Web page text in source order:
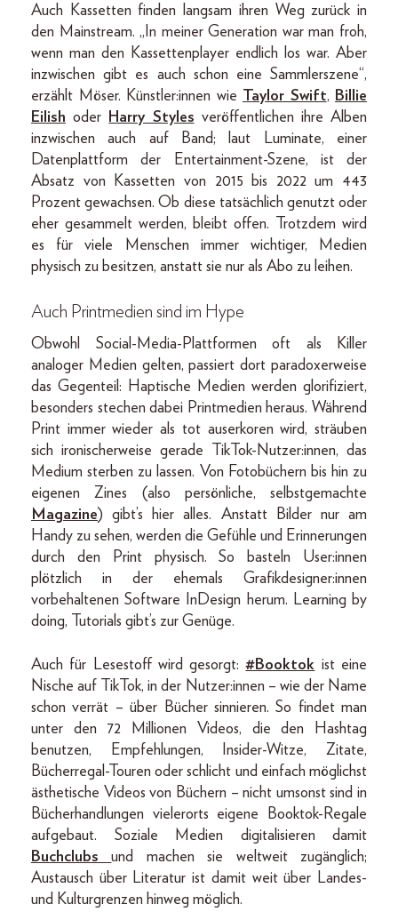
Auch Kassetten finden langsam ihren Weg zurück in
den Mainstream. „In meiner Generation war man froh,
wenn man den Kassettenplayer endlich los war. Aber
inzwischen gibt es auch schon eine Sammlerszene“,
erzählt Möser. Künstler:innen wie Taylor Swift, Billie
Eilish oder Harry Styles veröffentlichen ihre Alben
inzwischen auch auf Band; laut Luminate, einer
Datenplattform der Entertainment-Szene, ist der
Absatz von Kassetten von 2015 bis 2022 um 443
Prozent gewachsen. Ob diese tatsächlich genutzt oder
eher gesammelt werden, bleibt offen. Trotzdem wird
es für viele Menschen immer wichtiger, Medien
physisch zu besitzen, anstatt sie nur als Abo zu leihen.
Auch Printmedien sind im Hype
Obwohl Social-Media-Plattformen oft als Killer
analoger Medien gelten, passiert dort paradoxerweise
das Gegenteil: Haptische Medien werden glorifiziert,
besonders stechen dabei Printmedien heraus. Während
Print immer wieder als tot auserkoren wird, sträuben
sich ironischerweise gerade TikTok-Nutzer:innen, das
Medium sterben zu lassen. Von Fotobüchern bis hin zu
eigenen Zines (also persönliche, selbstgemachte
Magazine) gibt’s hier alles. Anstatt Bilder nur am
Handy zu sehen, werden die Gefühle und Erinnerungen
durch den Print physisch. So basteln User:innen
plötzlich in der ehemals Grafikdesigner:innen
vorbehaltenen Software InDesign herum. Learning by
doing, Tutorials gibt’s zur Genüge.
Auch für Lesestoff wird gesorgt:#Booktok ist eine
Nische auf TikTok, in der Nutzer:innen – wie der Name
schon verrät – über Bücher sinnieren. So findet man
unter den 72 Millionen Videos, die den Hashtag
benutzen, Empfehlungen, Insider-Witze, Zitate,
Bücherregal-Touren oder schlicht und einfach möglichst
ästhetische Videos von Büchern – nicht umsonst sind in
Bücherhandlungen vielerorts eigene Booktok-Regale
aufgebaut. Soziale Medien digitalisieren damit
Buchclubsund machen sie weltweit zugänglich;
Austausch über Literatur ist damit weit über Landes-
und Kulturgrenzen hinweg möglich.